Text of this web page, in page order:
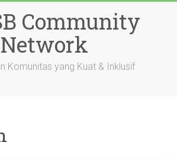
Community
Network
Komunitas yang Kuat & Inklusif